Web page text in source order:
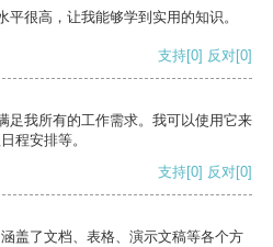
很高，让我能够学到实用的知识。
支持[0] 反对[0]
足我所有的工作需求。我可以使用它来
程安排等。
支持[0] 反对[0]
盖了文档、表格、演示文稿等各个方